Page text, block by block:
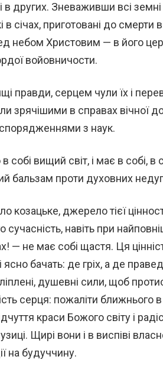
в других. Зневаживши всі
січах, приготовані до смерти
небом Христовим — в його
войовничости.
правди, серцем чули їх і
зрячішими в справах вічної
з наук.
собі вищий світ, і має в собі, в
бальзам проти духовних
джерело тієї
сучасність, навіть при
— не має собі щастя. Ця
бачать: де гріх, а де
душевні сили, щоб
серця: пожаліти ближнього
краси Божого світу і
Щирі вони і в виспіві
на будуччину.